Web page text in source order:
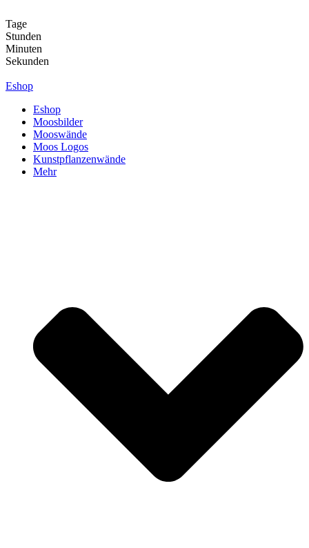
Inhalt
springen
Tage
Stunden
Minuten
Sekunden
Eshop
Eshop
Moosbilder
Mooswände
Moos Logos
Kunstpflanzenwände
Mehr